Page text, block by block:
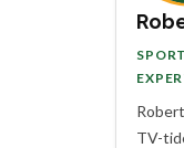
TV-